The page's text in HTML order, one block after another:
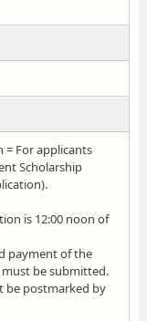
= For applicants
Scholarship
is 12:00 noon of
payment of the
be submitted.
be postmarked by